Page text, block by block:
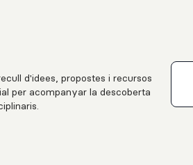
d'idees, propostes i recursos
per acompanyar la descoberta